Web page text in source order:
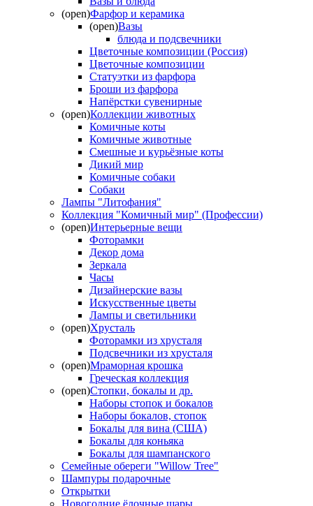
(open)Фарфор и керамика
(open)Вазы
блюда и подсвечники
Цветочные композиции (Россия)
Цветочные композиции
Статуэтки из фарфора
Броши из фарфора
Напёрстки сувенирные
(open)Коллекции животных
Комичные коты
Комичные животные
Смешные и курьёзные коты
Дикий мир
Комичные собаки
Собаки
Лампы "Литофания"
Коллекция "Комичный мир" (Профессии)
(open)Интерьерные вещи
Фоторамки
Декор дома
Зеркала
Часы
Дизайнерские вазы
Искусственные цветы
Лампы и светильники
(open)Хрусталь
Фоторамки из хрусталя
Подсвечники из хрусталя
(open)Мраморная крошка
Греческая коллекция
(open)Стопки, бокалы и др.
Наборы стопок и бокалов
Наборы бокалов, стопок
Бокалы для вина (США)
Бокалы для коньяка
Бокалы для шампанского
Семейные обереги "Willow Tree"
Шампуры подарочные
Открытки